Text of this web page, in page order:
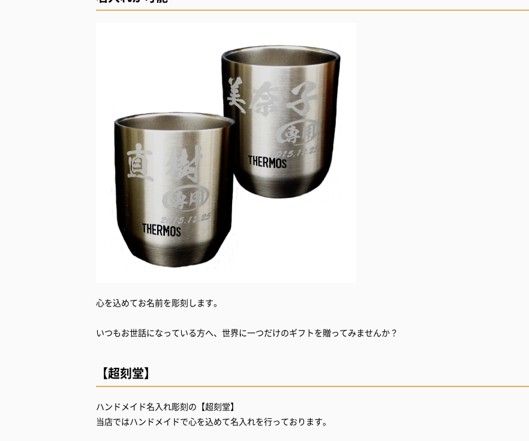
心を込めてお名前を彫刻します。
いつもお世話になっている方へ、世界に一つだけのギフトを贈ってみませんか？
【超刻堂】
ハンドメイド名入れ彫刻の【超刻堂】
当店ではハンドメイドで心を込めて名入れを行っております。